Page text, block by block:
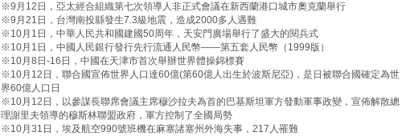
※9月12日，亞太經合組織第七次領導人非正式會議在新西蘭港口城市奧克蘭舉行
※9月21日，台灣南投縣發生7.3級地震，造成2000多人遇難
※10月1日，中華人民共和國建國50周年，天安門廣場舉行了盛大的閱兵式
※10月1日，中國人民銀行發行先行流通人民幣——第五套人民幣（1999版）
※10月8日-16日，中國在天津市首次舉辦世界體操錦標賽
※10月12日，聯合國宣佈世界人口達60億(第60億人出生於波斯尼亞)，是日被聯合國確定為世
界60億人口日
※10月12日，以參謀長聯席會議主席穆沙拉夫為首的巴基斯坦軍方發動軍事政變，宣佈解散總
理謝里夫領導的穆斯林聯盟政府，軍方控制了全國局勢
※10月31日，埃及航空990號班機在麻塞諸塞州外海失事，217人罹難